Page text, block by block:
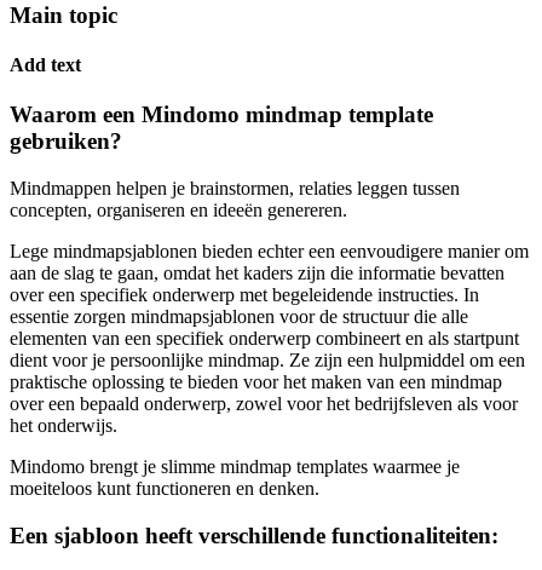
Main topic
Add text
Waarom een Mindomo mindmap template
gebruiken?
Mindmappen helpen je brainstormen, relaties leggen tussen
concepten, organiseren en ideeën genereren.
Lege mindmapsjablonen bieden echter een eenvoudigere manier om
aan de slag te gaan, omdat het kaders zijn die informatie bevatten
over een specifiek onderwerp met begeleidende instructies. In
essentie zorgen mindmapsjablonen voor de structuur die alle
elementen van een specifiek onderwerp combineert en als startpunt
dient voor je persoonlijke mindmap. Ze zijn een hulpmiddel om een
praktische oplossing te bieden voor het maken van een mindmap
over een bepaald onderwerp, zowel voor het bedrijfsleven als voor
het onderwijs.
Mindomo brengt je slimme mindmap templates waarmee je
moeiteloos kunt functioneren en denken.
Een sjabloon heeft verschillende functionaliteiten: